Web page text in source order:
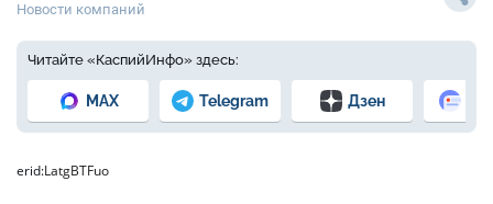
Новости компаний
Читайте «КаспийИнфо» здесь:
MAX Telegram Дзен
erid:LatgBTFuo